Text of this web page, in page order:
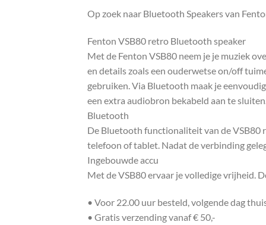
Op zoek naar Bluetooth Speakers van
Fenton VSB80 retro Bluetooth speaker
Met de Fenton VSB80 neem je je muziek
en details zoals een ouderwetse on/off
gebruiken. Via Bluetooth maak je
een extra audiobron bekabeld aan te
Bluetooth
De Bluetooth functionaliteit van de VSB80
telefoon of tablet. Nadat de verbinding
Ingebouwde accu
Met de VSB80 ervaar je volledige vrijheid.
• Voor 22.00 uur besteld, volgende dag
• Gratis verzending vanaf € 50,-